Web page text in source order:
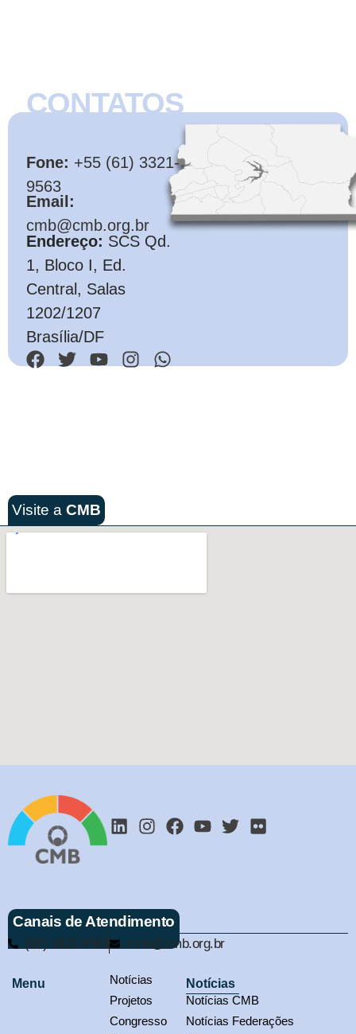
CONTATOS
Fone: +55 (61) 3321-
9563
Email:
cmb@cmb.org.br
Endereço: SCS Qd.
1, Bloco I, Ed.
Central, Salas
1202/1207
Brasília/DF
Visite a CMB
Canais de Atendimento
(61) 3321-9563 cmb@cmb.org.br
Menu
Notícias
Projetos
Congresso
Notícias
Notícias CMB
Notícias Federações